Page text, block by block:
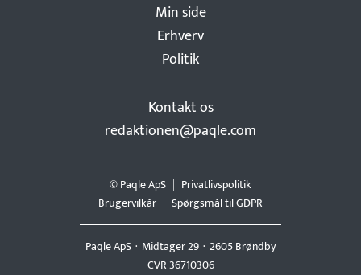
Min side
Erhverv
Politik
Kontakt os
redaktionen@paqle.com
Paqle ApS Midtager 29 2605 Brøndby
CVR 36710306
© Paqle ApS
Privatlivspolitik
Brugervilkår
Spørgsmål til GDPR